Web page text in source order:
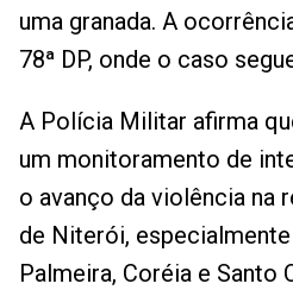
uma granada. A
78ª DP, onde o caso
A Polícia Militar afirma
um monitoramento de
o avanço da violência na
de Niterói,
Palmeira, Coréia e Santo